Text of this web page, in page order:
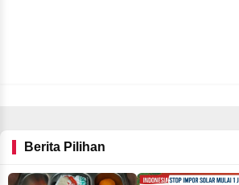
Berita Pilihan